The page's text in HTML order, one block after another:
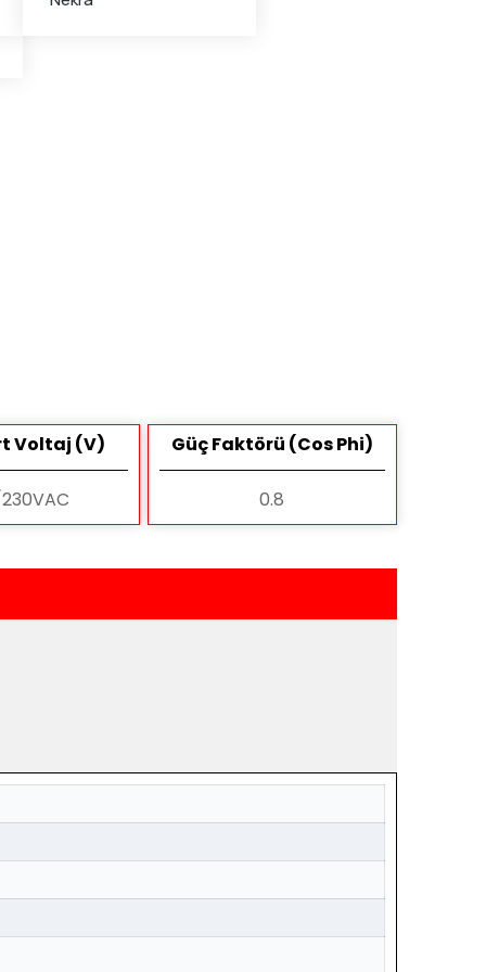
Voltaj (V) Güç Faktörü (Cos Phi)
0.8